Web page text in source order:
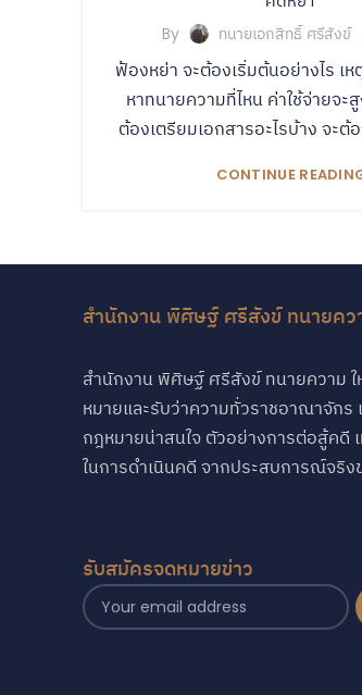
By ทนายเอกสิทธิ์ ศรีสังข์
ฟ้องหย่า จะต้องเริ่มต้นอย่างไร เห
หาทนายความที่ไหน ค่าใช้จ่ายจะ
ต้องเตรียมเอกสารอะไรบ้าง จะต้
CONTINUE
สำนักงาน พิศิษฐ์ ศรีสังข์ ทนายคว
สำนักงาน พิศิษฐ์ ศรีสังข์ ทนายความ
หมายและรับว่าความทั่วราชอาณาจักร
กฎหมายน่าสนใจ ตัวอย่างการต่อสู้คดี
ในการดำเนินคดี จากประสบการณ์จริ
รับสมัครจดหมายข่าว